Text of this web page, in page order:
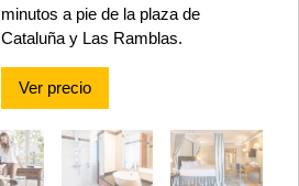
minutos a pie de la plaza de
Cataluña y Las Ramblas.
Ver precio